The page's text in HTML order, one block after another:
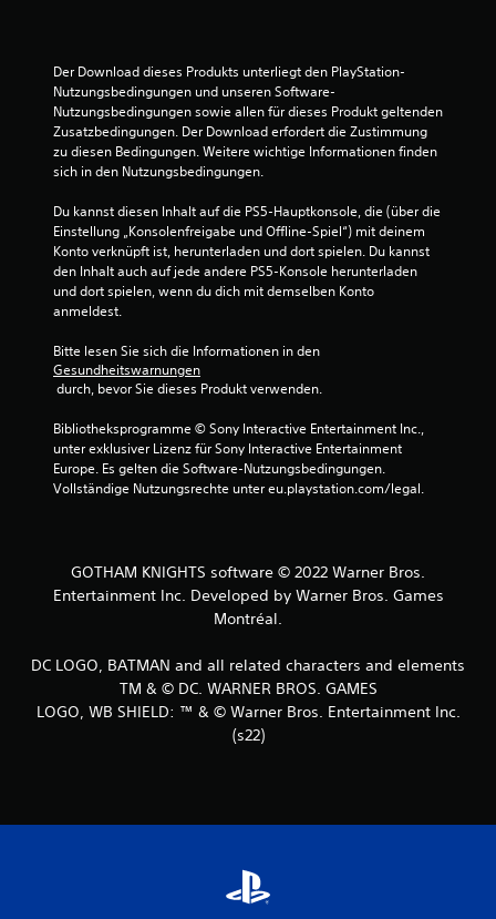
s
2
2
B
w
r
u
n
n
Der Download dieses Produkts unterliegt den PlayStation-
Nutzungsbedingungen und unseren Software-
Nutzungsbedingungen sowie allen für dieses Produkt geltenden
Zusatzbedingungen. Der Download erfordert die Zustimmung
zu diesen Bedingungen. Weitere wichtige Informationen finden
sich in den Nutzungsbedingungen.
Du kannst diesen Inhalt auf die PS5-Hauptkonsole, die (über die
Einstellung „Konsolenfreigabe und Offline-Spiel“) mit deinem
Konto verknüpft ist, herunterladen und dort spielen. Du kannst
den Inhalt auch auf jede andere PS5-Konsole herunterladen
und dort spielen, wenn du dich mit demselben Konto
anmeldest.
Bitte lesen Sie sich die Informationen in den
Gesundheitswarnungen
durch, bevor Sie dieses Produkt verwenden.
Bibliotheksprogramme © Sony Interactive Entertainment Inc.,
unter exklusiver Lizenz für Sony Interactive Entertainment
Europe. Es gelten die Software-Nutzungsbedingungen.
Vollständige Nutzungsrechte unter eu.playstation.com/legal.
GOTHAM KNIGHTS software © 2022 Warner Bros.
Entertainment Inc. Developed by Warner Bros. Games
Montréal.
DC LOGO, BATMAN and all related characters and elements
TM & © DC. WARNER BROS. GAMES
LOGO, WB SHIELD: ™ & © Warner Bros. Entertainment Inc.
(s22)